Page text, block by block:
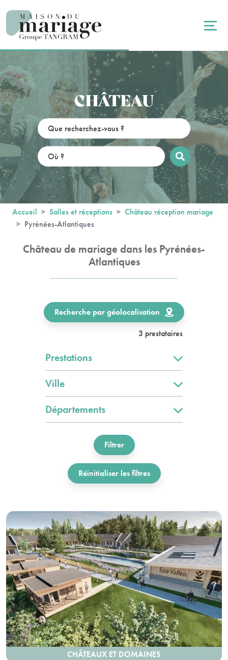
CHÂTEAU
Accueil Salles et réceptions
Château réception mariage
Pyrénées-Atlantiques
Château de mariage dans les Pyrénées-
Atlantiques
Recherche par géolocalisation
3 prestataires
Prestations
Ville
Départements
Filtrer
Réinitialiser les filtres
CHÂTEAUX ET DOMAINES